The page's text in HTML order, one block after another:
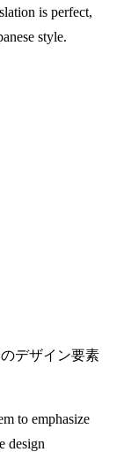
is perfect,
style.
デザイン要素
to emphasize
design